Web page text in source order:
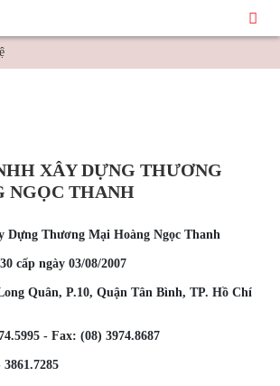
XÂY DỰNG THƯƠNG
NGỌC THANH
Dựng Thương Mại Hoàng Ngọc Thanh
cấp ngày 03/08/2007
Quân, P.10, Quận Tân Bình, TP. Hồ Chí
- Fax: (08) 3974.8687
.7285